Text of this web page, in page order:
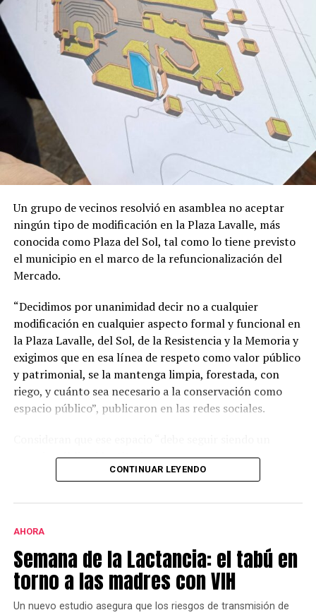
La investigación estuvo a cargo del doctor Juan Facundo
Chrestia y la doctora Cecilia Bouzat del Instituto de
Investigaciones Bioquímicas de Bahía Blanca (INIBIBB),
dependiente de la Universidad Nacional del Sur (UNS) y
el CONICET, y colaboradores internacionales de la
Universidad de Oxford y Oxford Brookes en
Inglaterra
Fue publicado en PNAS (Proceedings of the
National Academy of Sciences)
una de las revistas
científicas de mayor prestigio internacional. Editada por
la Academia Nacional de Ciencias de los Estados Unidos,
suele incluir investigaciones de alto impacto y ubicadas
Un grupo de vecinos resolvió en asamblea no aceptar
ningún tipo de modificación en la Plaza Lavalle, más
conocida como Plaza del Sol, tal como lo tiene previsto
el municipio en el marco de la refuncionalización del
Mercado.
“Decidimos por unanimidad decir no a cualquier
modificación en cualquier aspecto formal y funcional en
la Plaza Lavalle, del Sol, de la Resistencia y la Memoria y
exigimos que en esa línea de respeto como valor público
y patrimonial, se la mantenga limpia, forestada, con
riego, y cuánto sea necesario a la conservación como
espacio público”, publicaron en las redes sociales.
espacio público identitario y no un proyecto
permanente de emprendimientos privados” y a tal fin
cantidad de firmas.
Este grupo ya se había opuesto al proyecto bajo la
gestión de Héctor Gay y ahora de Federico Susbielles.
El principal fundamento es que rechazan la extracción
de árboles, pero también aseguran que las
modificaciones van a borrar la historia.
CONTINUAR LEYENDO
AHORA
Semana de la Lactancia: el tabú en
torno a las madres con VIH
Un nuevo estudio asegura que los riesgos de transmisión de